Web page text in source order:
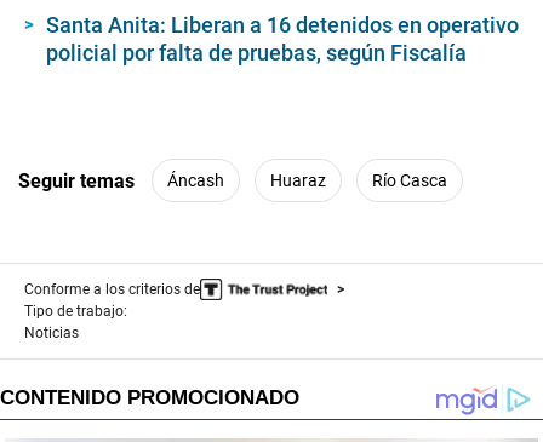
Santa Anita: Liberan a 16 detenidos en operativo
policial por falta de pruebas, según Fiscalía
Seguir temas Áncash Huaraz Río Casca
Conforme a los criterios de
Tipo de trabajo:
Noticias